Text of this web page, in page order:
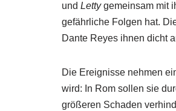
und Lettygemeinsam mit
gefährliche Folgen hat.
Dante Reyes ihnen dicht
Die Ereignisse nehmen
wird: In Rom sollen sie
größeren Schaden